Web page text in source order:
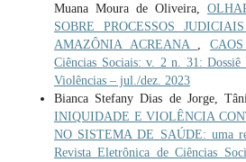
Muana Moura de Oliveira,
SOBRE PROCESSOS
AMAZÔNIA ACREANA
,
Ciências Sociais: v. 2 n. 31: Dossiê
Violências – jul./dez. 2023
Bianca Stefany Dias de Jorge,
INIQUIDADE E VIOLÊNCIA
NO SISTEMA DE SAÚDE: uma
Revista Eletrônica de Ciências